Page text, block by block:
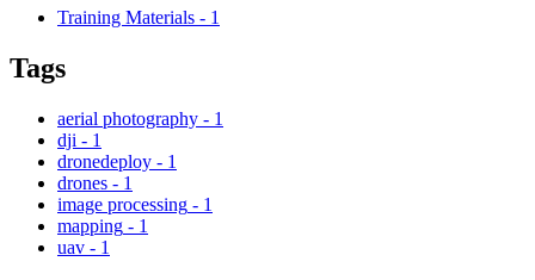
Training Materials - 1
Tags
aerial photography - 1
dji - 1
dronedeploy - 1
drones - 1
image processing - 1
mapping - 1
uav - 1